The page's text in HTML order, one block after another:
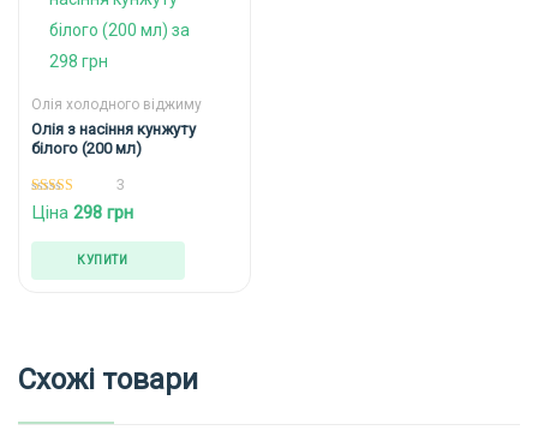
Олія холодного віджиму
Олія з насіння кунжуту
білого (200 мл)
5.00
out of 5
3
Ціна 298 грн
КУПИТИ
Схожі товари